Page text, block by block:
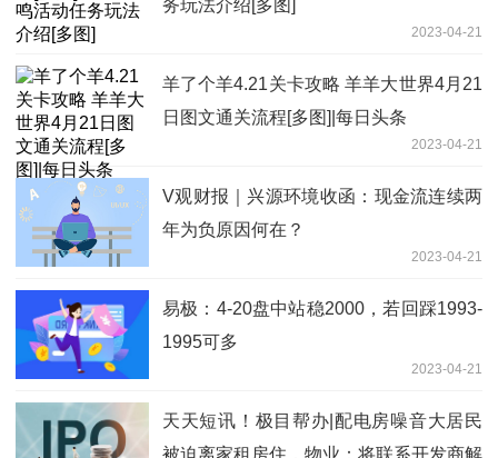
务玩法介绍[多图]
2023-04-21
羊了个羊4.21关卡攻略 羊羊大世界4月21
日图文通关流程[多图]|每日头条
2023-04-21
V观财报｜兴源环境收函：现金流连续两
年为负原因何在？
2023-04-21
易极：4-20盘中站稳2000，若回踩1993-
1995可多
2023-04-21
天天短讯！极目帮办|配电房噪音大居民
被迫离家租房住，物业：将联系开发商解